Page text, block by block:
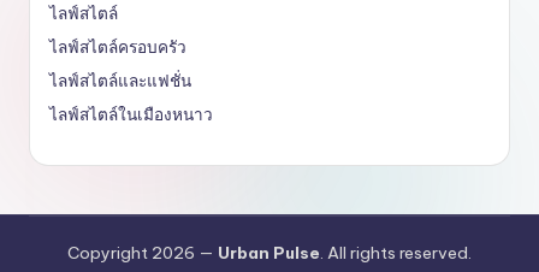
ไลฟ์สไตล์
ไลฟ์สไตล์ครอบครัว
ไลฟ์สไตล์และแฟชั่น
ไลฟ์สไตล์ในเมืองหนาว
Copyright 2026 — Urban Pulse. All rights reserved.